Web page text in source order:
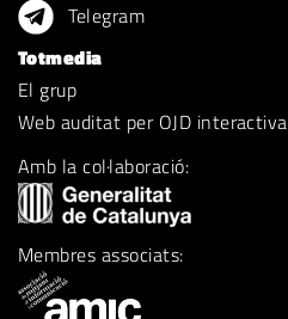
Telegram
Totmedia
El grup
Web auditat per OJD interactiva
Amb la col·laboració:
Membres associats: